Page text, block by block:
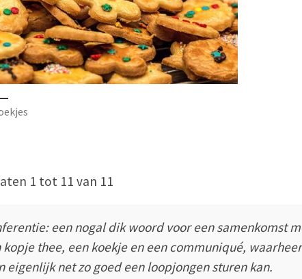
1 tot 11 van 11
een nogal dik woord voor een samenkomst
kopje thee, een koekje en een communiqué,
eigenlijk net zo goed een loopjongen sturen kan.